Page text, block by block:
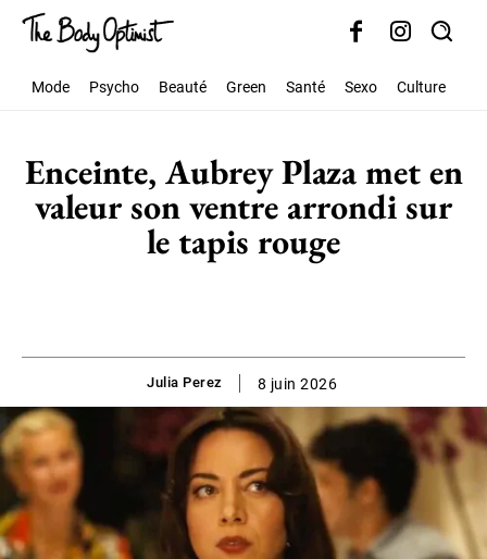
Mode Psycho Beauté Green Santé Sexo Culture
Enceinte, Aubrey Plaza met en
valeur son ventre arrondi sur
le tapis rouge
Julia Perez 8 juin 2026